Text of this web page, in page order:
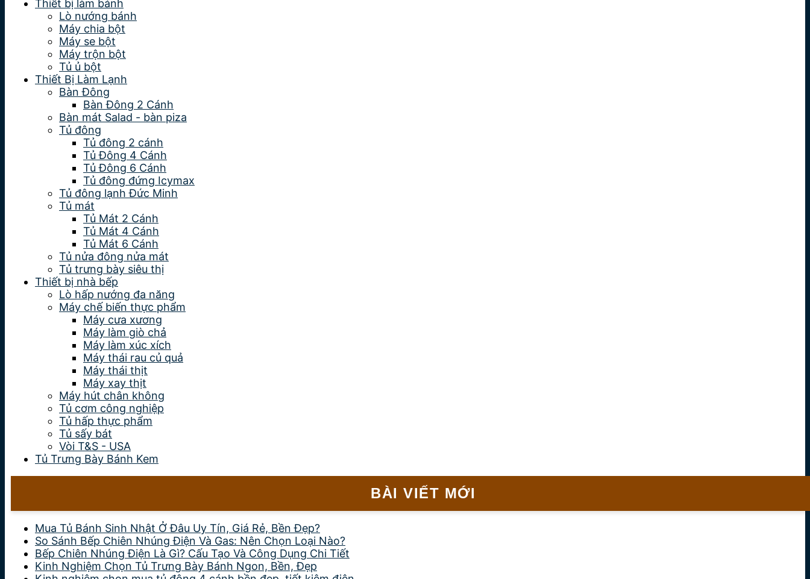
Thiết bị làm bánh
Lò nướng bánh
Máy chia bột
Máy se bột
Máy trộn bột
Tủ ủ bột
Thiết Bị Làm Lạnh
Bàn Đông
Bàn Đông 2 Cánh
Bàn mát Salad - bàn piza
Tủ đông
Tủ đông 2 cánh
Tủ Đông 4 Cánh
Tủ Đông 6 Cánh
Tủ đông đứng Icymax
Tủ đông lạnh Đức Minh
Tủ mát
Tủ Mát 2 Cánh
Tủ Mát 4 Cánh
Tủ Mát 6 Cánh
Tủ nửa đông nửa mát
Tủ trưng bày siêu thị
Thiết bị nhà bếp
Lò hấp nướng đa năng
Máy chế biến thực phẩm
Máy cưa xương
Máy làm giò chả
Máy làm xúc xích
Máy thái rau củ quả
Máy thái thịt
Máy xay thịt
Máy hút chân không
Tủ cơm công nghiệp
Tủ hấp thực phẩm
Tủ sấy bát
Vòi T&S - USA
Tủ Trưng Bày Bánh Kem
BÀI VIẾT MỚI
Mua Tủ Bánh Sinh Nhật Ở Đâu Uy Tín, Giá Rẻ, Bền Đẹp?
So Sánh Bếp Chiên Nhúng Điện Và Gas: Nên Chọn Loại Nào?
Bếp Chiên Nhúng Điện Là Gì? Cấu Tạo Và Công Dụng Chi Tiết
Kinh Nghiệm Chọn Tủ Trưng Bày Bánh Ngon, Bền, Đẹp